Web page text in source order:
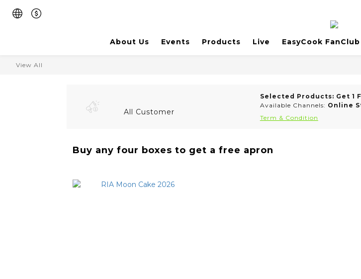
About Us Events Products Live EasyCook FanClub
View All
All Customer
Selected Products: Get 1
Available Channels: Online
Term & Condition
Buy any four boxes to get a free apron